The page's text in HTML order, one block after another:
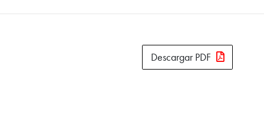
Descargar PDF